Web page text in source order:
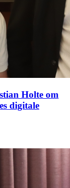
Holte om
digitale